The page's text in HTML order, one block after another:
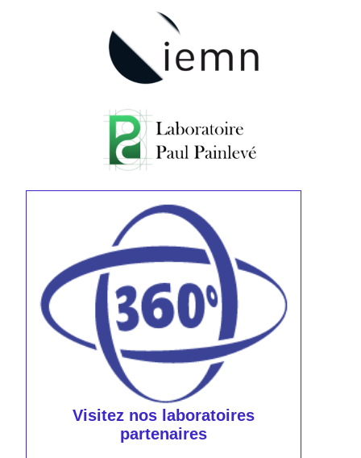
Visitez nos laboratoires
partenaires